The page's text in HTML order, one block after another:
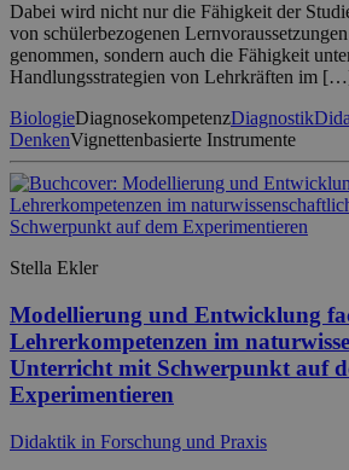
Dabei wird nicht nur die Fähigkeit der
von schülerbezogenen
genommen, sondern auch die Fähigkeit
Handlungsstrategien von Lehrkräften im
BiologieDiagnosekompetenzDiagnostik
DenkenVignettenbasierte Instrumente
Stella Ekler
Modellierung und Entwicklung
Lehrerkompetenzen im
Unterricht mit Schwerpunkt auf
Experimentieren
Didaktik in Forschung und Praxis